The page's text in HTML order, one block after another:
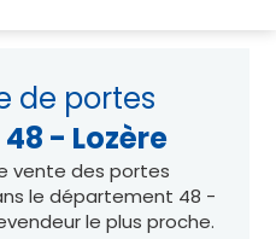
de portes
48 - Lozère
vente des portes
le département 48 -
le plus proche.